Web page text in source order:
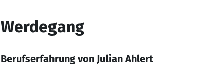
Werdegang
Berufserfahrung von Julian Ahlert